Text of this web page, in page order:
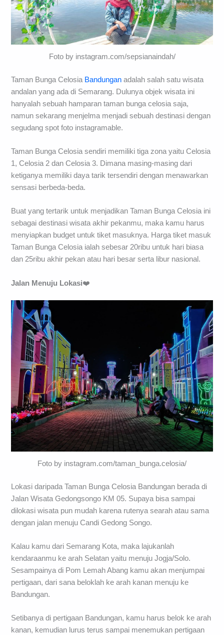
Foto by instagram.com/sepsianaindah/
Taman Bunga Celosia Bandungan adalah salah satu wisata
andalan yang ada di Semarang. Dulunya objek wisata ini
hanyalah sebuah hamparan taman bunga celosia saja,
namun sekarang menjelma menjadi sebuah destinasi dengan
segudang spot foto instagramable.
Taman Bunga Celosia sendiri memiliki tiga zona yaitu Celosia
1, Celosia 2 dan Celosia 3. Dimana masing-masing dari
ketiganya memiliki daya tarik tersendiri dengan menawarkan
sensasi berbeda-beda.
Buat yang tertarik untuk menjadikan Taman Bunga Celosia ini
sebagai destinasi wisata akhir pekanmu, maka kamu harus
menyiapkan budget untuk tiket masuknya. Harga tiket masuk
Taman Bunga Celosia ialah sebesar 20ribu untuk hari biasa
dan 25ribu akhir pekan atau hari besar serta libur nasional.
Jalan Menuju Lokasi❤️
Foto by instagram.com/taman_bunga.celosia/
Lokasi daripada Taman Bunga Celosia Bandungan berada di
Jalan Wisata Gedongsongo KM 05. Supaya bisa sampai
dilokasi wisata pun mudah karena rutenya searah atau sama
dengan jalan menuju Candi Gedong Songo.
Kalau kamu dari Semarang Kota, maka lajukanlah
kendaraanmu ke arah Selatan yaitu menuju Jogja/Solo.
Sesampainya di Pom Lemah Abang kamu akan menjumpai
pertigaan, dari sana beloklah ke arah kanan menuju ke
Bandungan.
Setibanya di pertigaan Bandungan, kamu harus belok ke arah
kanan, kemudian lurus terus sampai menemukan pertigaan